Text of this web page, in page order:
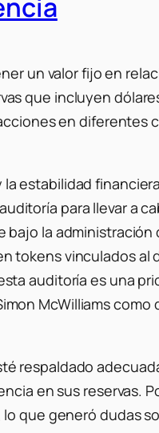
un valor fijo en
que incluyen
en diferentes
estabilidad
para llevar a
bajo la
tokens vinculados al
auditoría es una
McWilliams
respaldado
en sus reservas.
que generó dudas